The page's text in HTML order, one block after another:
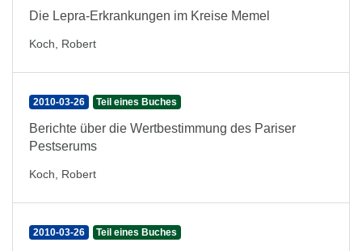
Die Lepra-Erkrankungen im Kreise Memel
Koch, Robert
2010-03-26 Teil eines Buches
Berichte über die Wertbestimmung des Pariser
Pestserums
Koch, Robert
2010-03-26 Teil eines Buches